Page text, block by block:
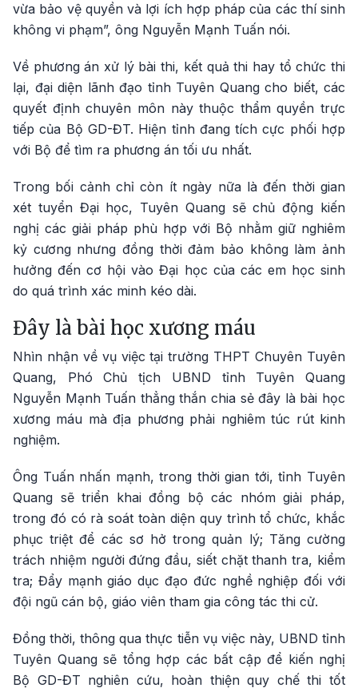
vừa bảo vệ quyền và lợi ích hợp pháp của các thí sinh
không vi phạm”, ông Nguyễn Mạnh Tuấn nói.
Về phương án xử lý bài thi, kết quả thi hay tổ chức thi
lại, đại diện lãnh đạo tỉnh Tuyên Quang cho biết, các
quyết định chuyên môn này thuộc thẩm quyền trực
tiếp của Bộ GD-ĐT. Hiện tỉnh đang tích cực phối hợp
với Bộ để tìm ra phương án tối ưu nhất.
Trong bối cảnh chỉ còn ít ngày nữa là đến thời gian
xét tuyển Đại học, Tuyên Quang sẽ chủ động kiến
nghị các giải pháp phù hợp với Bộ nhằm giữ nghiêm
kỷ cương nhưng đồng thời đảm bảo không làm ảnh
hưởng đến cơ hội vào Đại học của các em học sinh
do quá trình xác minh kéo dài.
Đây là bài học xương máu
Nhìn nhận về vụ việc tại trường THPT Chuyên Tuyên
Quang, Phó Chủ tịch UBND tỉnh Tuyên Quang
Nguyễn Mạnh Tuấn thẳng thắn chia sẻ đây là bài học
xương máu mà địa phương phải nghiêm túc rút kinh
nghiệm.
Ông Tuấn nhấn mạnh, trong thời gian tới, tỉnh Tuyên
Quang sẽ triển khai đồng bộ các nhóm giải pháp,
trong đó có rà soát toàn diện quy trình tổ chức, khắc
phục triệt để các sơ hở trong quản lý; Tăng cường
trách nhiệm người đứng đầu, siết chặt thanh tra, kiểm
tra; Đẩy mạnh giáo dục đạo đức nghề nghiệp đối với
đội ngũ cán bộ, giáo viên tham gia công tác thi cử.
Đồng thời, thông qua thực tiễn vụ việc này, UBND tỉnh
Tuyên Quang sẽ tổng hợp các bất cập để kiến nghị
Bộ GD-ĐT nghiên cứu, hoàn thiện quy chế thi tốt